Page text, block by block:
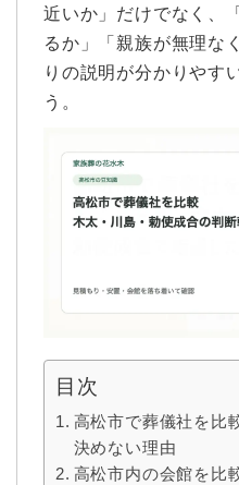
近いか」だけでなく、
るか」「親族が無理な
りの説明が分かりやす
う。
目次
高松市で葬儀社を比
決めない理由
高松市内の会館を比